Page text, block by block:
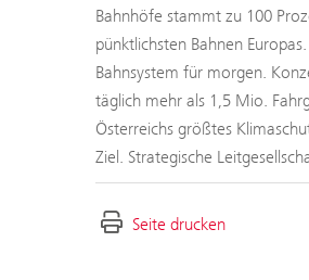
Bahnhöfe stammt zu 100
pünktlichsten Bahnen
Bahnsystem für morgen.
täglich mehr als 1,5 Mio.
Österreichs größtes
Ziel. Strategische
Seite drucken